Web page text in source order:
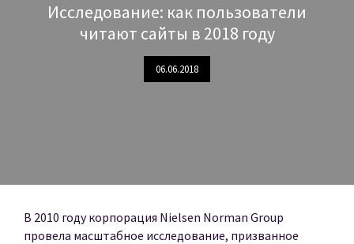
Исследование: как пользователи
читают сайты в 2018 году
06.06.2018
В 2010 году корпорация Nielsen Norman Group
провела масштабное исследование, призванное